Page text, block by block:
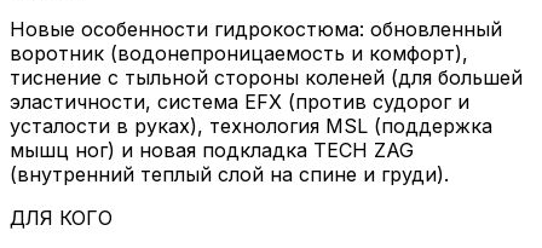
Новые особенности гидрокостюма: обновленный
воротник (водонепроницаемость и комфорт),
тиснение с тыльной стороны коленей (для большей
эластичности, система EFX (против судорог и
усталости в руках), технология MSL (поддержка
мышц ног) и новая подкладка TECH ZAG
(внутренний теплый слой на спине и груди).
ДЛЯ КОГО